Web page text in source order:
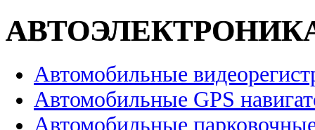
Автомобильные
Автомобильные GPS
Автомобильные